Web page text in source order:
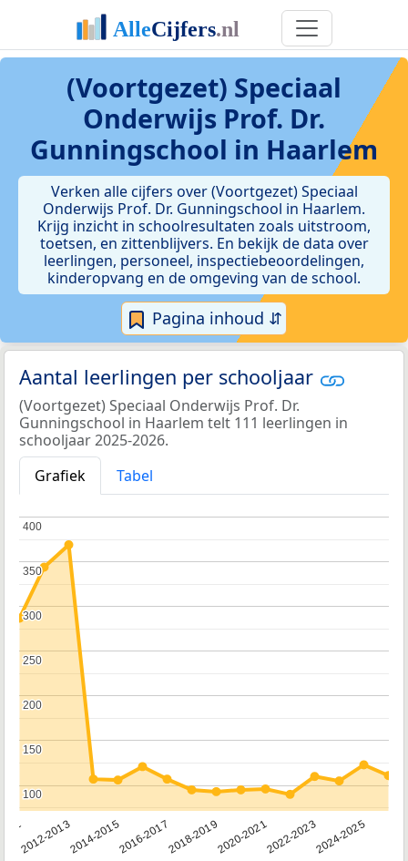
(Voortgezet) Speciaal
Onderwijs Prof. Dr.
Gunningschool in Haarlem
Verken alle cijfers over (Voortgezet) Speciaal
Onderwijs Prof. Dr. Gunningschool in Haarlem.
Krijg inzicht in schoolresultaten zoals uitstroom,
toetsen, en zittenblijvers. En bekijk de data over
leerlingen, personeel, inspectiebeoordelingen,
kinderopvang en de omgeving van de school.
Pagina inhoud ⇵
Aantal leerlingen per schooljaar
(Voortgezet) Speciaal Onderwijs Prof. Dr.
Gunningschool in Haarlem telt 111 leerlingen in
schooljaar 2025-2026.
Grafiek
Tabel
2012-20132014-20152016-20172018-20192020-20212022-20232024-2025
100
100
150
150
200
200
250
250
300
300
350
350
400
400